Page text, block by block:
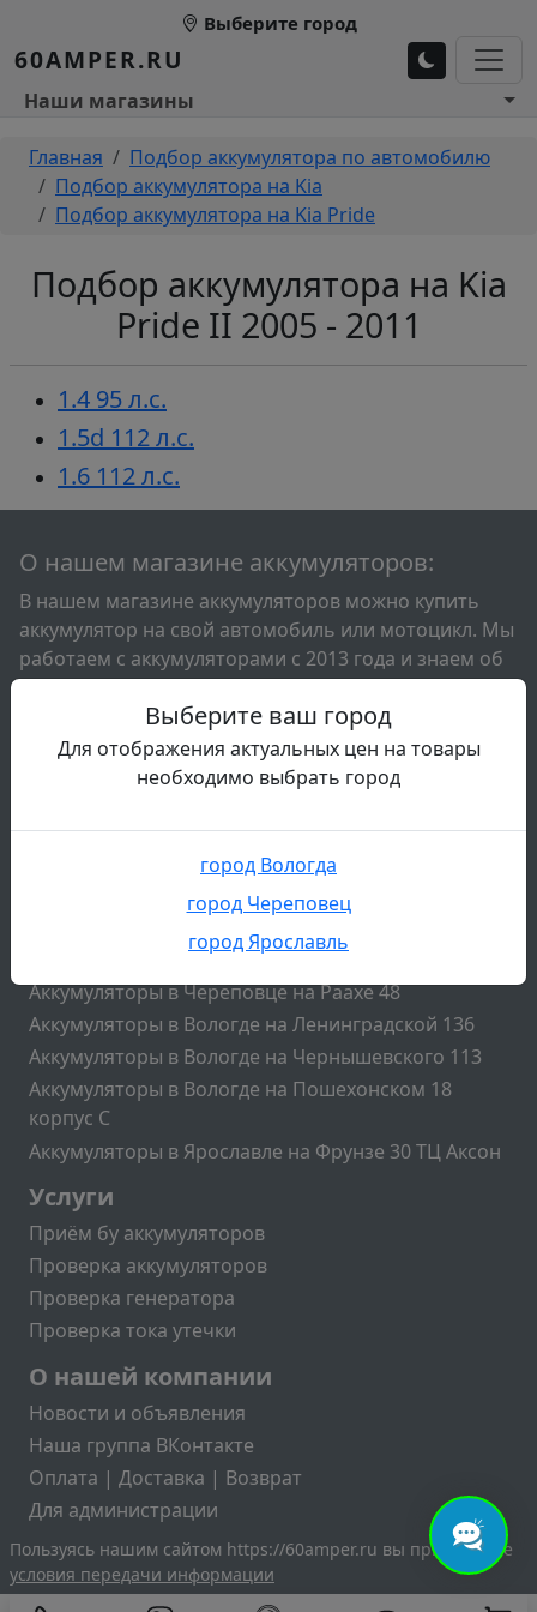
Перейти к основному содержанию
Выберите ваш город
Для отображения актуальных цен на товары
необходимо выбрать город
город Вологда
город Череповец
город Ярославль
Выберите город
60AMPER.RU
Основное меню 1
Наши магазины
Строка навигации
Главная
Подбор аккумулятора по автомобилю
Подбор аккумулятора на Kia
Подбор аккумулятора на Kia Pride
Подбор аккумулятора на Kia
Pride II 2005 - 2011
1.4 95 л.c.
1.5d 112 л.c.
1.6 112 л.c.
О нашем магазине аккумуляторов:
В нашем магазине аккумуляторов можно купить
аккумулятор на свой автомобиль или мотоцикл. Мы
работаем с аккумуляторами с 2013 года и знаем об
автомобильных акб практически всё. Стараемся
поддерживать для вас большой выбор
аккумуляторов всех известных брендов. Так же мы
занимаемся диагностикой аккумуляторов и
сдать свой старый аккумулятор и подобрать новый
акб на свой автомобиль.
Наши контакты
Аккумуляторы в Череповце на Комсомольской 41
Аккумуляторы в Череповце на Раахе 48
Аккумуляторы в Вологде на Ленинградской 136
Аккумуляторы в Вологде на Чернышевского 113
Аккумуляторы в Вологде на Пошехонском 18
корпус C
Аккумуляторы в Ярославле на Фрунзе 30 ТЦ Аксон
Услуги
Приём бу аккумуляторов
Проверка аккумуляторов
Проверка генератора
Проверка тока утечки
Меню учётной записи пользователя
О нашей компании
Новости и объявления
Наша группа ВКонтакте
Оплата | Доставка | Возврат
Для администрации
Пользуясь нашим сайтом https://60amper.ru вы принимаете
условия передачи информации